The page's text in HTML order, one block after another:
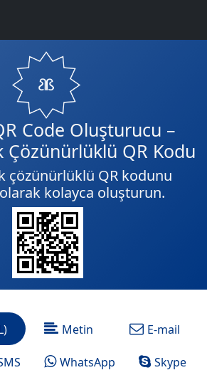
Code Oluşturucu –
Çözünürlüklü QR Kodu
çözünürlüklü QR kodunu
olarak kolayca oluşturun.
Metin E-mail
WhatsApp Skype